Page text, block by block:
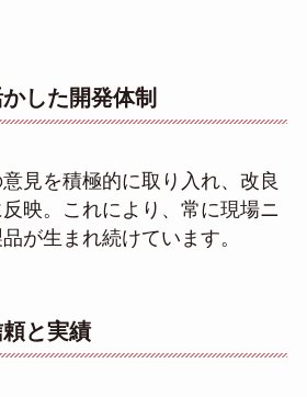
した開発体制
見を積極的に取り入れ、改良
映。これにより、常に現場ニ
が生まれ続けています。
と実績